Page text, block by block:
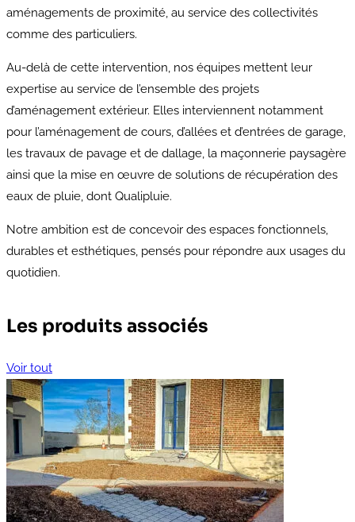
aménagements de proximité, au service des collectivités
comme des particuliers.
Au-delà de cette intervention, nos équipes mettent leur
expertise au service de l’ensemble des projets
d’aménagement extérieur. Elles interviennent notamment
pour l’aménagement de cours, d’allées et d’entrées de garage,
les travaux de pavage et de dallage, la maçonnerie paysagère
ainsi que la mise en œuvre de solutions de récupération des
eaux de pluie, dont Qualipluie.
Notre ambition est de concevoir des espaces fonctionnels,
durables et esthétiques, pensés pour répondre aux usages du
quotidien.
Les produits associés
Voir tout